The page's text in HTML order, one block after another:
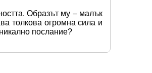
Образът му – малък
толкова огромна сила и
послание?